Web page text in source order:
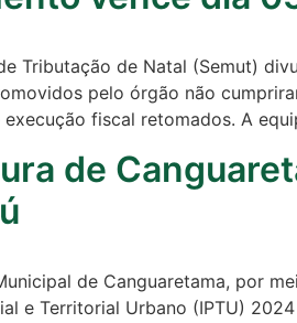
Tributação de Natal (Semut)
pelo órgão não
execução fiscal retomados. A
de
de Canguaretama, por
e Territorial Urbano (IPTU)